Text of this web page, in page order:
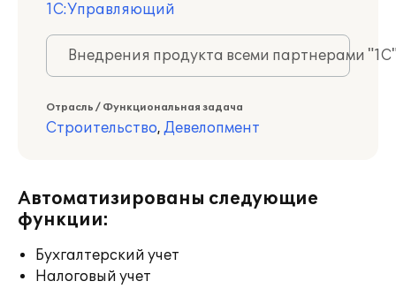
1С:Управляющий
Внедрения продукта всеми партнерами
Отрасль / Функциональная задача
Строительство, Девелопмент
Автоматизированы следующие
функции:
Бухгалтерский учет
Налоговый учет